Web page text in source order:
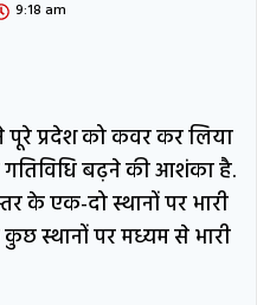
ने जाल से बांधा छत्तीसगढ़:
लेकर आपत्तिजनक टिप्पणी, हिंदू
क्रिश्चियन फोरम का नेता
9:18 am
पूरे प्रदेश को कवर कर लिया
गतिविधि बढ़ने की आशंका है.
के एक-दो स्थानों पर भारी
स्थानों पर मध्यम से भारी